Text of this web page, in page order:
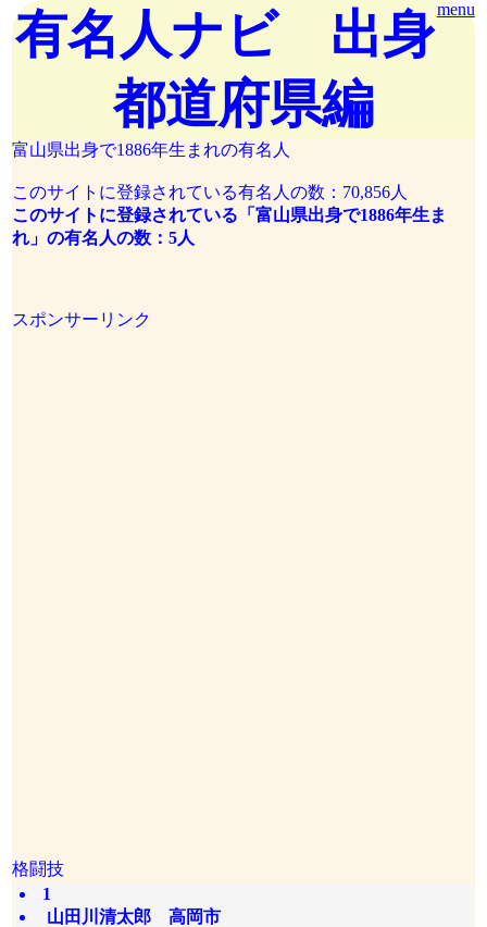
menu
有名人ナビ 出身
都道府県編
富山県出身で1886年生まれの有名人
このサイトに登録されている有名人の数：70,856人
このサイトに登録されている「富山県出身で1886年生ま
れ」の有名人の数：5人
スポンサーリンク
格闘技
1
山田川清太郎 高岡市